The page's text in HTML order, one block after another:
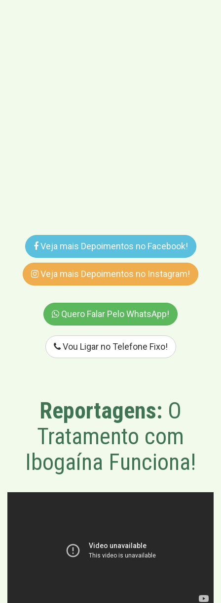
Veja mais Depoimentos no Facebook!
Veja mais Depoimentos no Instagram!
Quero Falar Pelo WhatsApp!
Vou Ligar no Telefone Fixo!
Reportagens: O
Tratamento com
Ibogaína Funciona!